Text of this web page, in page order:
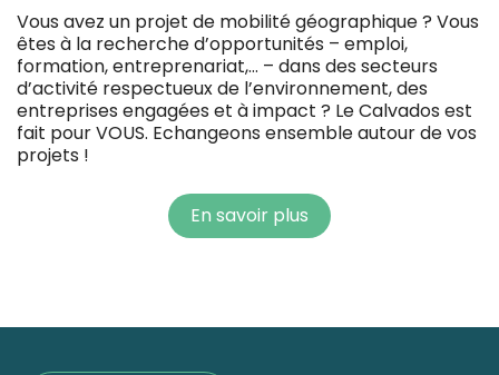
Vous avez un projet de mobilité géographique ? Vous
êtes à la recherche d’opportunités – emploi,
formation, entreprenariat,… – dans des secteurs
d’activité respectueux de l’environnement, des
entreprises engagées et à impact ? Le Calvados est
fait pour VOUS. Echangeons ensemble autour de vos
projets !
En savoir plus